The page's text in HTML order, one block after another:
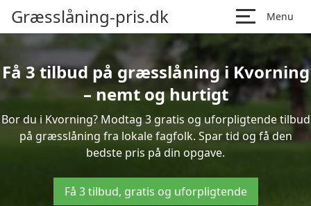
Græsslåning-pris.dk Menu
Få 3 tilbud på græsslåning i Kvorning
– nemt og hurtigt
Bor du i Kvorning? Modtag 3 gratis og uforpligtende tilbud
på græsslåning fra lokale fagfolk. Spar tid og få den
bedste pris på din opgave.
Få 3 tilbud, gratis og uforpligtende